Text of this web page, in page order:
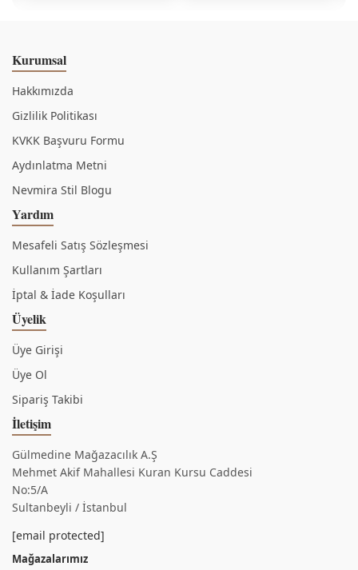
Kurumsal
Hakkımızda
Gizlilik Politikası
KVKK Başvuru Formu
Aydınlatma Metni
Nevmira Stil Blogu
Yardım
Mesafeli Satış Sözleşmesi
Kullanım Şartları
İptal & İade Koşulları
Üyelik
Üye Girişi
Üye Ol
Sipariş Takibi
İletişim
Gülmedine Mağazacılık A.Ş
Mehmet Akif Mahallesi Kuran Kursu Caddesi
No:5/A
Sultanbeyli / İstanbul
[email protected]
Mağazalarımız